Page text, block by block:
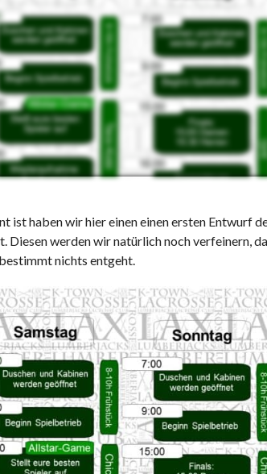
ist haben wir hier einen einen ersten Entwurf
Diesen werden wir natürlich noch verfeinern,
nichts entgeht.